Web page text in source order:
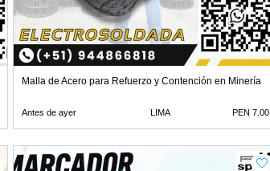
Malla de Acero para Refuerzo y Contención en Minería
Antes de ayer LIMA PEN 7.00